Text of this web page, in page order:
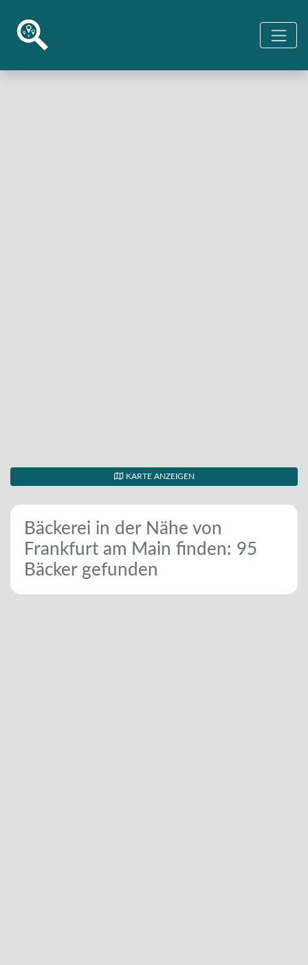
KARTE ANZEIGEN
Bäckerei in der Nähe von
Frankfurt am Main finden: 95
Bäcker gefunden